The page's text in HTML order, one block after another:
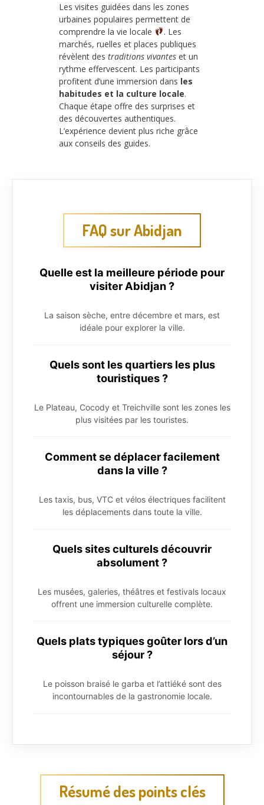
Les visites guidées dans les zones
urbaines populaires permettent de
comprendre la vie locale
. Les
marchés, ruelles et places publiques
révèlent des traditions vivantes et un
rythme effervescent. Les participants
profitent d’une immersion dans les
habitudes et la culture locale.
Chaque étape offre des surprises et
des découvertes authentiques.
L’expérience devient plus riche grâce
aux conseils des guides.
FAQ sur Abidjan
Quelle est la meilleure période pour
visiter Abidjan ?
La saison sèche, entre décembre et mars, est
idéale pour explorer la ville.
Quels sont les quartiers les plus
touristiques ?
Le Plateau, Cocody et Treichville sont les zones les
plus visitées par les touristes.
Comment se déplacer facilement
dans la ville ?
Les taxis, bus, VTC et vélos électriques facilitent
les déplacements dans toute la ville.
Quels sites culturels découvrir
absolument ?
Les musées, galeries, théâtres et festivals locaux
offrent une immersion culturelle complète.
Quels plats typiques goûter lors d’un
séjour ?
Le poisson braisé le garba et l’attiéké sont des
incontournables de la gastronomie locale.
Résumé des points clés